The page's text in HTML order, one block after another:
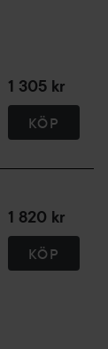
1 305 kr
KÖP
1 820 kr
KÖP